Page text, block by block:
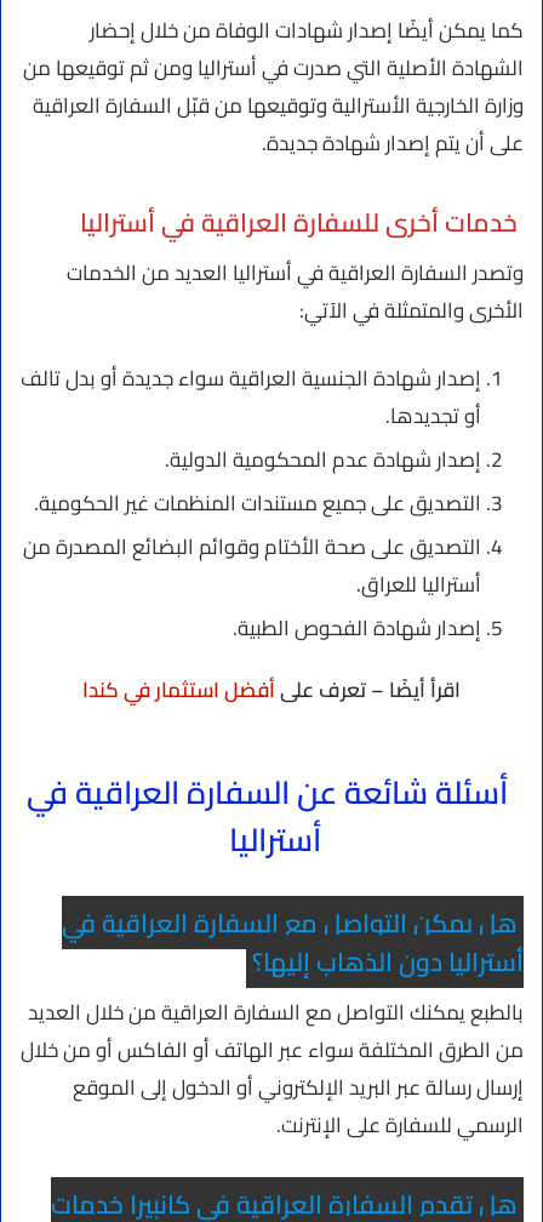
كما يمكن أيضًا إصدار شهادات الوفاة من خلال إحضار
الشهادة الأصلية التي صدرت في أستراليا ومن ثم توقيعها من
وزارة الخارجية الأسترالية وتوقيعها من قبّل السفارة العراقية
على أن يتم إصدار شهادة جديدة.
خدمات أخرى للسفارة العراقية في أستراليا
وتصدر السفارة العراقية في أستراليا العديد من الخدمات
الأخرى والمتمثلة في الآتي:
إصدار شهادة الجنسية العراقية سواء جديدة أو بدل تالف
أو تجديدها.
إصدار شهادة عدم المحكومية الدولية.
التصديق على جميع مستندات المنظمات غير الحكومية.
التصديق على صحة الأختام وقوائم البضائع المصدرة من
أستراليا للعراق.
إصدار شهادة الفحوص الطبية.
اقرأ أيضًا – تعرف علىأفضل استثمار في كندا
أسئلة شائعة عن السفارة العراقية في
أستراليا
هل يمكن التواصل مع السفارة العراقية في
أستراليا دون الذهاب إليها؟
بالطبع يمكنك التواصل مع السفارة العراقية من خلال العديد
من الطرق المختلفة سواء عبر الهاتف أو الفاكس أو من خلال
إرسال رسالة عبر البريد الإلكتروني أو الدخول إلى الموقع
الرسمي للسفارة على الإنترنت.
هل تقدم السفارة العراقية في كانبيرا خدمات